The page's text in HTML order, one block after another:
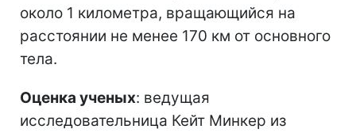
около 1 километра, вращающийся на
расстоянии не менее 170 км от основного
тела.
Оценка ученых: ведущая
исследовательница Кейт Минкер из